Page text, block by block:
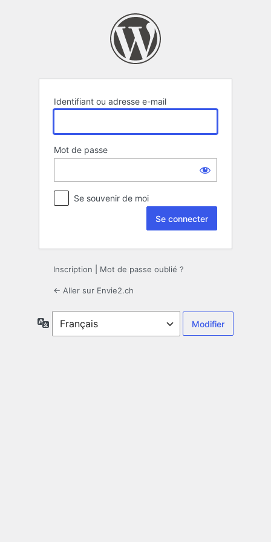
Identifiant ou adresse e-mail
Mot de passe
Se souvenir de moi
Inscription Mot de passe oublié ?
← Aller sur Envie2.ch
Langue